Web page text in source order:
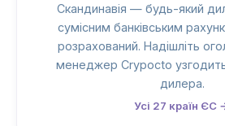
Скандинавія — будь-який
сумісним банківським
розрахований. Надішліть
менеджер Crypocto
дилера.
Усі 27 країн ЄС